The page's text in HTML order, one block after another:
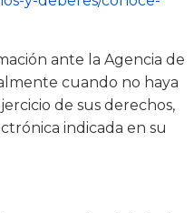
ante la Agencia de
cuando no haya
de sus derechos,
indicada en su